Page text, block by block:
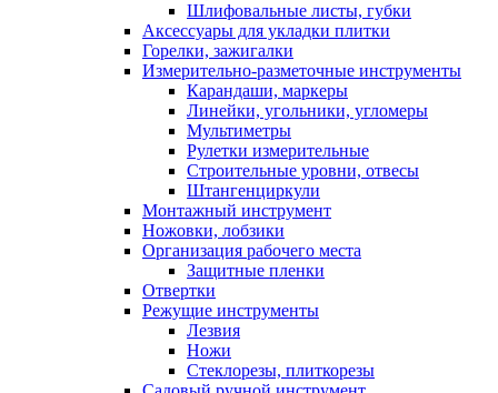
Шлифовальные листы, губки
Аксессуары для укладки плитки
Горелки, зажигалки
Измерительно-разметочные инструменты
Карандаши, маркеры
Линейки, угольники, угломеры
Мультиметры
Рулетки измерительные
Строительные уровни, отвесы
Штангенциркули
Монтажный инструмент
Ножовки, лобзики
Организация рабочего места
Защитные пленки
Отвертки
Режущие инструменты
Лезвия
Ножи
Стеклорезы, плиткорезы